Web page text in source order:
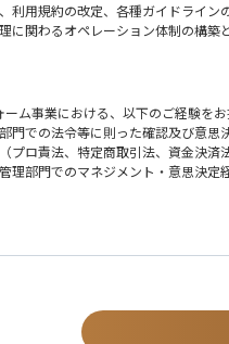
利用規約の改定、各種ガイドライ
に関わるオペレーション体制の構
、業界動向を鑑みたリスクの予見と
の導入立案・実行など、テクノロジ
、マーケティングなど、社内関連部
ン対応、および外部専門家（弁護士
部署の責任者として、チームビル
ンパクト： Fantia事業において最
ム事業における、以下のご経験を
門での法令等に則った確認及び意思
プロ責法、特定商取引法、資金決済
理部門でのマネジメント・意思決定
策定、または運用に携わったご経験
基準やオペレーションを改善したご
海外の法規制リサーチや、将来的な